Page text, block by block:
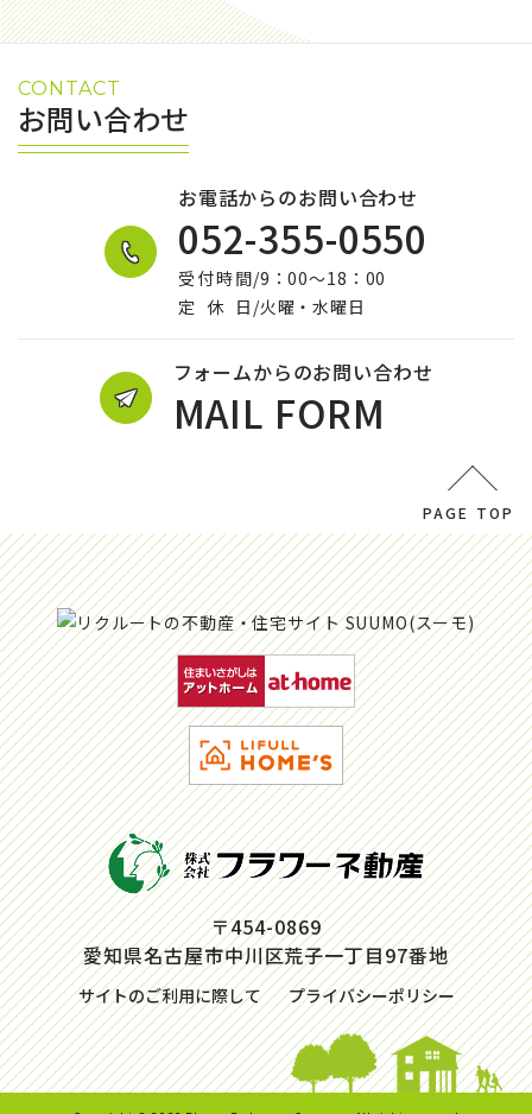
CONTACT
お問い合わせ
お電話からのお問い合わせ
052-355-0550
受付時間/9：00～18：00
定休日 /火曜・水曜日
フォームからのお問い合わせ
MAIL FORM
PAGE TOP
〒454-0869
愛知県名古屋市中川区荒子一丁目97番地
サイトのご利用に際して プライバシーポリシー